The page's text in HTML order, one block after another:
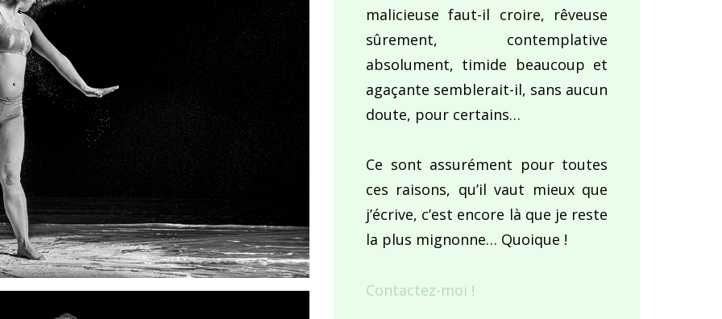
malicieuse faut-il croire, rêveuse
sûrement, contemplative
absolument, timide beaucoup et
agaçante semblerait-il, sans aucun
doute, pour certains…
Ce sont assurément pour toutes
ces raisons, qu’il vaut mieux que
j’écrive, c’est encore là que je reste
la plus mignonne… Quoique !
Contactez-moi !